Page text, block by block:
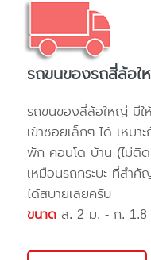
รถขนของรถสี่ล้อ
รถขนของสี่ล้อใหญ่ มีใ
เข้าซอยเล็กๆ ได้ เหม
พัก คอนโด บ้าน (ไม่ติ
เหมือนรถกระบะ ที่สำ
ได้สบายเลยครับ
ขนาด ส. 2 ม. - ก.